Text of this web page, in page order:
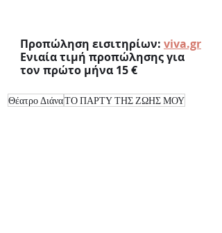
Προπώληση εισιτηρίων: viva.gr
Ενιαία τιμή προπώλησης για
τον πρώτο μήνα 15 €
Θέατρο ΔιάναΤΟ ΠΑΡΤΥ ΤΗΣ ΖΩΗΣ ΜΟΥ